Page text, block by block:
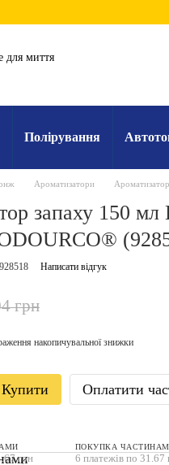
Полірування
Ароматизатори
запаху 150
Написати відгук
грн
накопичувальної знижки
Купити Оплатити
грн
ПОКУПКА
6 платежів по 31.67